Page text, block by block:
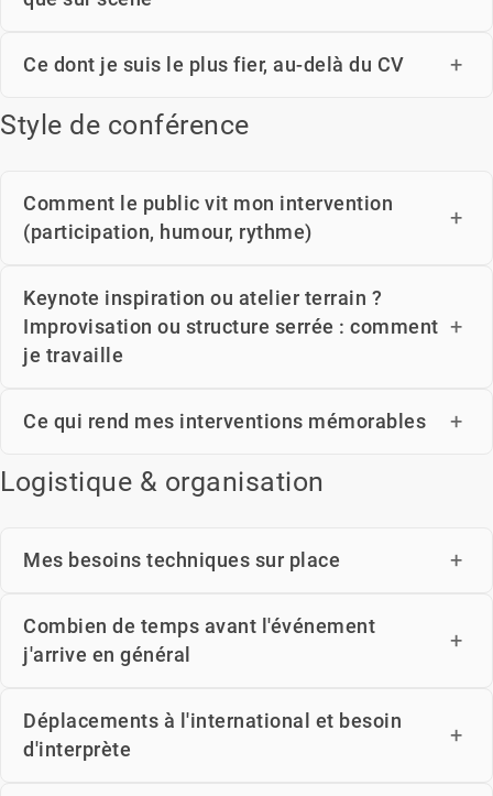
Ce dont je suis le plus fier, au-delà du CV
Style de conférence
Comment le public vit mon intervention
(participation, humour, rythme)
Keynote inspiration ou atelier terrain ?
Improvisation ou structure serrée : comment
je travaille
Ce qui rend mes interventions mémorables
Logistique & organisation
Mes besoins techniques sur place
Combien de temps avant l'événement
j'arrive en général
Déplacements à l'international et besoin
d'interprète